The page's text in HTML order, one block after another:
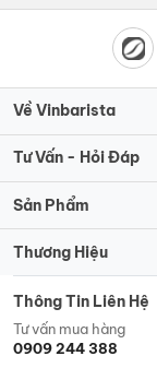
Về Vinbarista
Tư Vấn - Hỏi Đáp
Sản Phẩm
Thương Hiệu
Thông Tin Liên Hệ
Tư vấn mua hàng
0909 244 388